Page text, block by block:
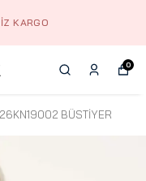
KARGO
0
BÜSTİYER